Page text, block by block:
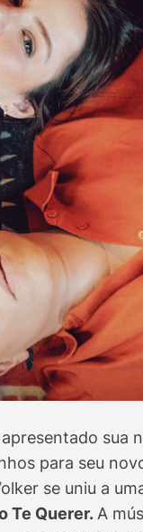
sua
para seu
se uniu a
Te Querer. A